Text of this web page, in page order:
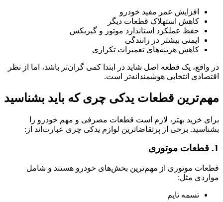
افزایش عمر مفید خودرو
کاهش استهلاک قطعات دیگر
حفظ عملکرد استاندارد موتور و گیربکس
ایمنی بیشتر در رانندگی
کاهش هزینه‌های تعمیرات تکراری
در واقع، یک قطعه اصل شاید در ابتدا کمی گران‌تر باشد، اما از نظر
اقتصادی انتخابی هوشمندانه‌تر است.
مهم‌ترین قطعات یدکی چری که باید بشناسید
برای خرید بهتر، لازم است قطعات مصرفی و مهم خودرو را
بشناسید. برخی از پرتقاضاترین لوازم یدکی چری عبارت‌اند از:
1. قطعات موتوری
قطعات موتوری از مهم‌ترین بخش‌های خودرو هستند و شامل
مواردی مثل:
تسمه تایم